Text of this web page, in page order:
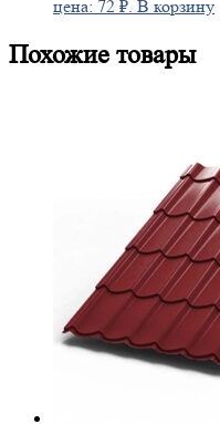
цена: 72 ₽. В корзину
Похожие товары